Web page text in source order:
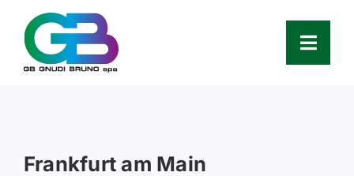
content
Prodotti
Frankfurt am Main